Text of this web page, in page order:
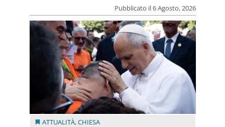
Pubblicato il 6 Agosto, 2026
ATTUALITÀ,CHIESA